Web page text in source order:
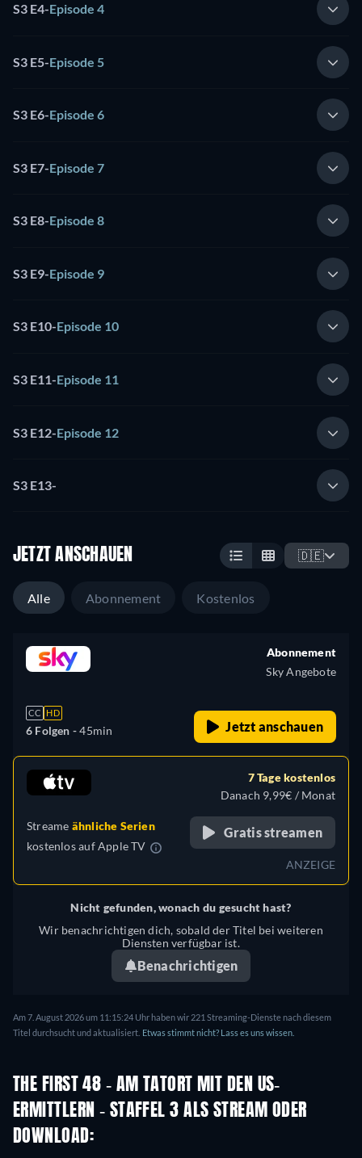
S3 E4-Episode 4
S3 E5-Episode 5
S3 E6-Episode 6
S3 E7-Episode 7
S3 E8-Episode 8
S3 E9-Episode 9
S3 E10-Episode 10
S3 E11-Episode 11
S3 E12-Episode 12
S3 E13-
JETZT ANSCHAUEN 🇩🇪
Alle Abonnement Kostenlos
CC HD
6 Folgen -45min
Abonnement
Sky Angebote
Jetzt anschauen
Streame ähnliche Serien
kostenlos aufApple TV
7 Tage kostenlos
Danach 9,99€ / Monat
Gratis streamen
ANZEIGE
Nicht gefunden, wonach du gesucht hast?
Wir benachrichtigen dich, sobald der Titel bei weiteren
Diensten verfügbar ist.
Benachrichtigen
Am 7. August 2026 um 11:15:24 Uhr haben wir 221 Streaming-Dienste nach diesem
Titel durchsucht und aktualisiert. Etwas stimmt nicht? Lass es uns wissen.
THE FIRST 48 - AM TATORT MIT DEN US-
ERMITTLERN - STAFFEL 3 ALS STREAM ODER
DOWNLOAD: